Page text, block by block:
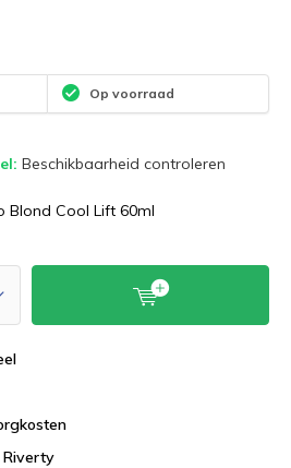
Op voorraad
Beschikbaarheid controleren
Blond Cool Lift 60ml